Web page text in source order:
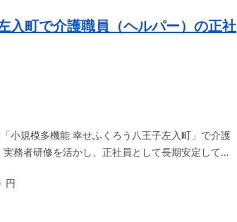
入町で介護職員（ヘルパー）の正社
小規模多機能 幸せふくろう八王子左入町」で介護
ませんか。 現在就業中の方も面接日時や就業開始
円